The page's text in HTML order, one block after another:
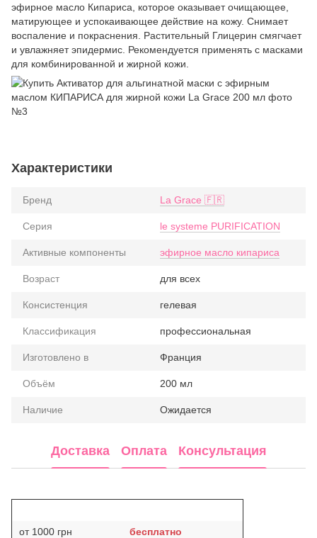
эфирное масло Кипариса, которое оказывает очищающее,
матирующее и успокаивающее действие на кожу. Снимает
воспаление и покраснения. Растительный Глицерин смягчает
и увлажняет эпидермис. Рекомендуется применять с масками
для комбинированной и жирной кожи.
Характеристики
Бренд La Grace 🇫🇷
Серия le systeme PURIFICATION
Активные компоненты эфирное масло кипариса
Возраст для всех
Консистенция гелевая
Классификация профессиональная
Изготовлено в Франция
Объём 200 мл
Наличие Ожидается
Доставка Оплата Консультация
от 1000 грн
бесплатно